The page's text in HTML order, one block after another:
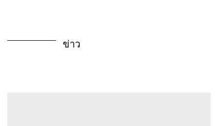
ข่าว